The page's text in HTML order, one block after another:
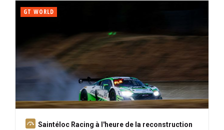
GT WORLD
A
Saintéloc Racing à l'heure de la reconstruction